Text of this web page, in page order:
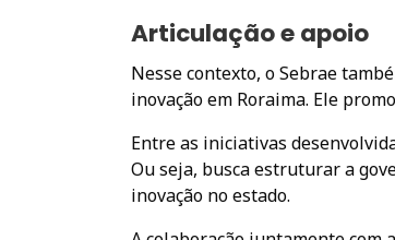
Articulação e apoio
Nesse contexto, o Sebrae
inovação em Roraima. Ele
Entre as iniciativas
Ou seja, busca estruturar a
inovação no estado.